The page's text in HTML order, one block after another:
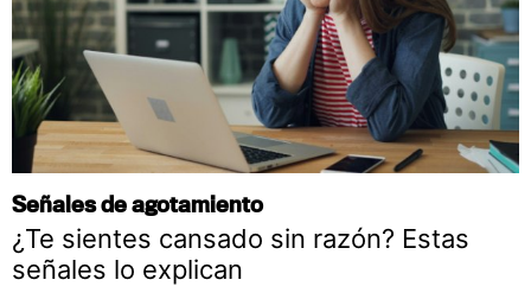
Señales de agotamiento
¿Te sientes cansado sin razón? Estas
señales lo explican